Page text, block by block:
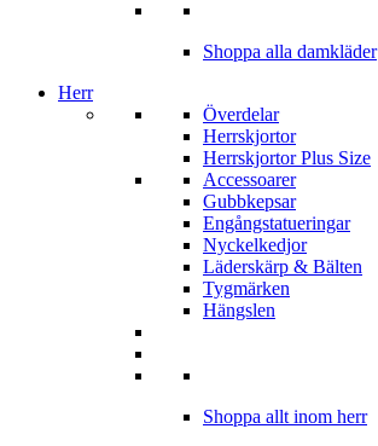
Shoppa alla damkläder
Herr
Överdelar
Herrskjortor
Herrskjortor Plus Size
Accessoarer
Gubbkepsar
Engångstatueringar
Nyckelkedjor
Läderskärp & Bälten
Tygmärken
Hängslen
Shoppa allt inom herr